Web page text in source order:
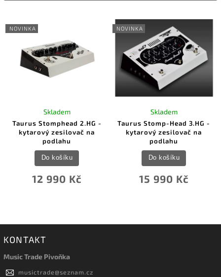
NOVINKA
Taurus Stomphead 2.HG -
kytarový zesilovač na
podlahu
Skladem
12 990 Kč
Do košíku
NOVINKA
Taurus Stomp-Head 3.HG -
kytarový zesilovač na
podlahu
Skladem
15 990 Kč
Do košíku
KONTAKT
Music Trade Pivoňka
musictrade@seznam.cz